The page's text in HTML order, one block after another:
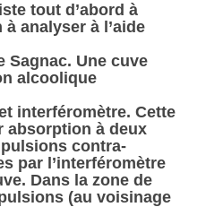
tout d’abord à
analyser à l’aide
Sagnac. Une cuve
alcoolique
interféromètre. Cette
absorption à deux
contra-
par l’interféromètre
Dans la zone de
(au voisinage